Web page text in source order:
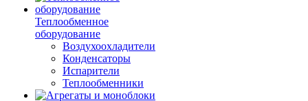
Теплообменное
оборудование
Воздухоохладители
Конденсаторы
Испарители
Теплообменники